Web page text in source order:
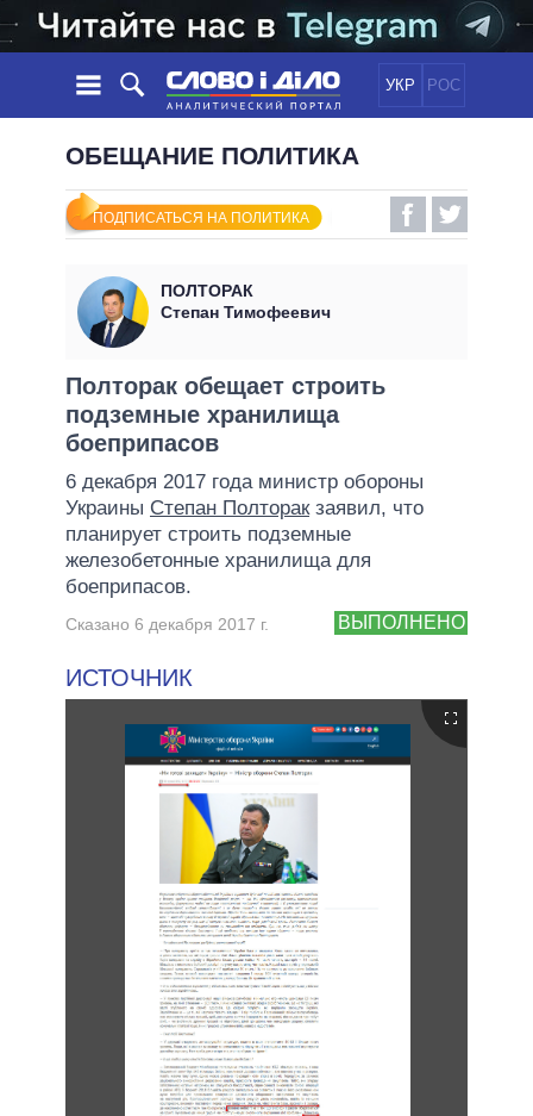
УКР РОС
НОВОСТИ
ЛЕНТА
СОБЫТИЯ
СТАТЬИ
МНЕНИЯ
ОБЗОРЫ
ДАЙДЖЕСТЫ
ПОЛИТИКА
ЭКОНОМИКА
МИР
ОБЕЩАНИЯ
ВСЕ ПОЛИТИКИ
ПРЕЗИДЕНТ И ОФИС
ВЕРХОВНАЯ РАДА
КАБИНЕТ МИНИСТРОВ
ГЛАВЫ ОБЛАДМИНИСТРАЦИЙ
МЭРЫ
ВСЕ ПЕРСОНЫ
ИНФОГРАФИКА
ПОДДЕРЖАТЬ
ОБЕЩАНИЕ ПОЛИТИКА
ПОДПИСАТЬСЯ НА ПОЛИТИКА
ПОЛТОРАК
Степан Тимофеевич
Полторак обещает строить
подземные хранилища
боеприпасов
6 декабря 2017 года министр обороны
Украины Степан Полторакзаявил, что
планирует строить подземные
железобетонные хранилища для
боеприпасов.
ВЫПОЛНЕНО
Сказано 6 декабря 2017 г.
ИСТОЧНИК